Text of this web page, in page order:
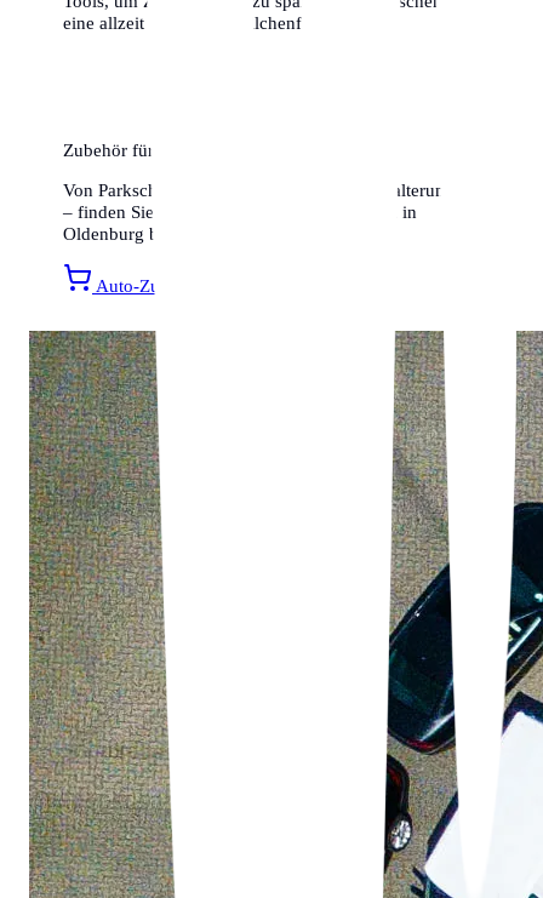
eine allzeit gute und knöllchenfreie Fahrt!
Zubehör für Ihr Auto
Von Parkscheiben bis hin zu Smartphone-Halterungen
– finden Sie alles für ein entspanntes Fahren in
Oldenburg bei Amazon.
Auto-Zubehör entdecken »